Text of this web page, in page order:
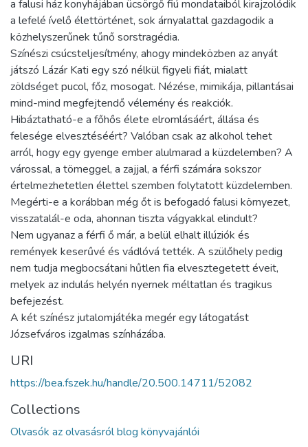
a falusi ház konyhájában ücsörgő fiú mondataiból kirajzolódik
a lefelé ívelő élettörténet, sok árnyalattal gazdagodik a
közhelyszerűnek tűnő sorstragédia.
Színészi csúcsteljesítmény, ahogy mindeközben az anyát
játszó Lázár Kati egy szó nélkül figyeli fiát, mialatt
zöldséget pucol, főz, mosogat. Nézése, mimikája, pillantásai
mind-mind megfejtendő vélemény és reakciók.
Hibáztatható-e a főhős élete elromlásáért, állása és
felesége elvesztéséért? Valóban csak az alkohol tehet
arról, hogy egy gyenge ember alulmarad a küzdelemben? A
várossal, a tömeggel, a zajjal, a férfi számára sokszor
értelmezhetetlen élettel szemben folytatott küzdelemben.
Megérti-e a korábban még őt is befogadó falusi környezet,
visszatalál-e oda, ahonnan tiszta vágyakkal elindult?
Nem ugyanaz a férfi ő már, a belül elhalt illúziók és
remények keserűvé és vádlóvá tették. A szülőhely pedig
nem tudja megbocsátani hűtlen fia elvesztegetett éveit,
melyek az indulás helyén nyernek méltatlan és tragikus
befejezést.
A két színész jutalomjátéka megér egy látogatást
Józsefváros izgalmas színházába.
URI
https://bea.fszek.hu/handle/20.500.14711/52082
Collections
Olvasók az olvasásról blog könyvajánlói